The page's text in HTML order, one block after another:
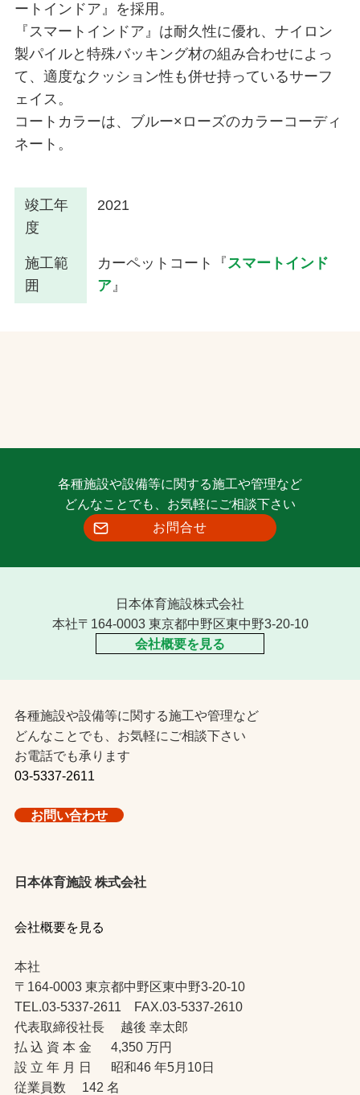
ートインドア』を採用。
『スマートインドア』は耐久性に優れ、ナイロン
製パイルと特殊バッキング材の組み合わせによっ
て、適度なクッション性も併せ持っているサーフ
ェイス。
コートカラーは、ブルー×ローズのカラーコーディ
ネート。
竣工年
度
2021
施工範
囲
カーペットコート『 スマートインド
ア 』
各種施設や設備等に関する施工や管理など
どんなことでも、お気軽にご相談下さい
お問合せ
日本体育施設株式会社
本社〒164-0003 東京都中野区東中野3-20-10
会社概要を見る
各種施設や設備等に関する施工や管理など
どんなことでも、お気軽にご相談下さい
お電話でも承ります
03-5337-2611
お問い合わせ
日本体育施設 株式会社
会社概要を見る
本社
〒164-0003 東京都中野区東中野3-20-10
TEL.03-5337-2611 FAX.03-5337-2610
代表取締役社長 越後 幸太郎
払 込 資 本 金 4,350 万円
設 立 年 月 日 昭和46 年5月10日
従業員数 142 名